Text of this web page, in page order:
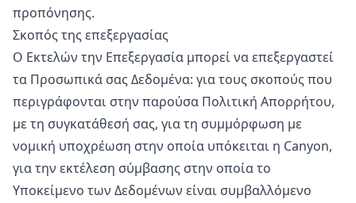
προπόνησης.
Σκοπός της επεξεργασίας
Ο Εκτελών την Επεξεργασία μπορεί να επεξεργαστεί
τα Προσωπικά σας Δεδομένα: για τους σκοπούς που
περιγράφονται στην παρούσα Πολιτική Απορρήτου,
με τη συγκατάθεσή σας, για τη συμμόρφωση με
νομική υποχρέωση στην οποία υπόκειται η Canyon,
για την εκτέλεση σύμβασης στην οποία το
Υποκείμενο των Δεδομένων είναι συμβαλλόμενο